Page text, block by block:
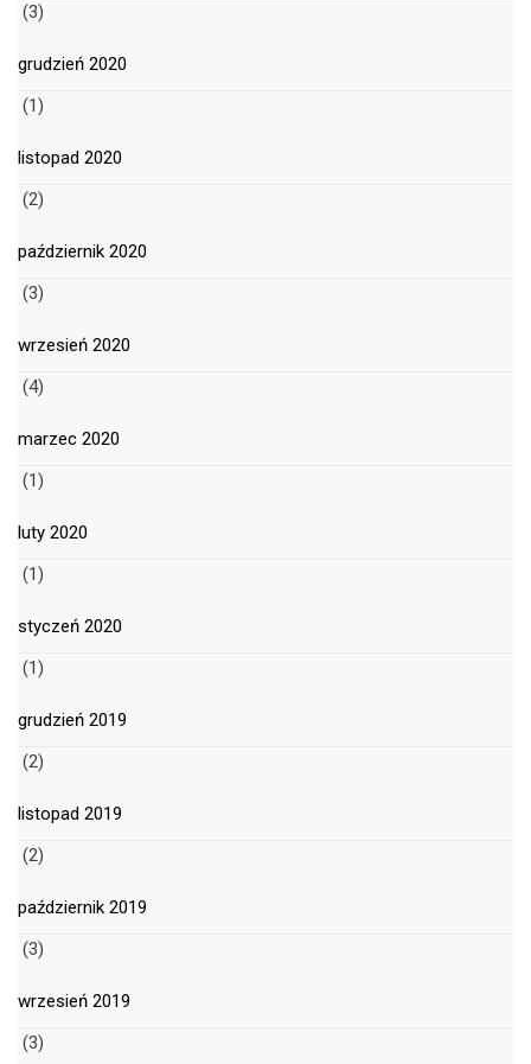
(3)
grudzień 2020
(1)
listopad 2020
(2)
październik 2020
(3)
wrzesień 2020
(4)
marzec 2020
(1)
luty 2020
(1)
styczeń 2020
(1)
grudzień 2019
(2)
listopad 2019
(2)
październik 2019
(3)
wrzesień 2019
(3)